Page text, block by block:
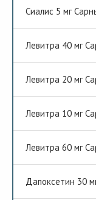
Сиалис 5 мг
Левитра 40 мг
Левитра 20 мг
Левитра 10 мг
Левитра 60 мг
Дапоксетин 30